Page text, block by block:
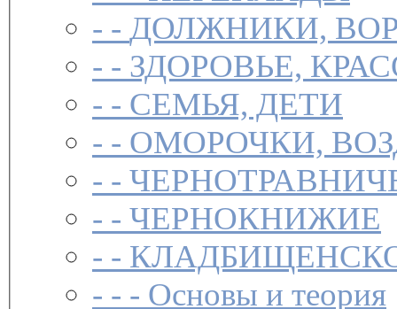
- - ДОЛЖНИКИ,
- - ЗДОРОВЬЕ,
- - СЕМЬЯ, ДЕТИ
- - ОМОРОЧКИ,
- -
- - ЧЕРНОКНИЖИЕ
- -
- - - Основы и теория